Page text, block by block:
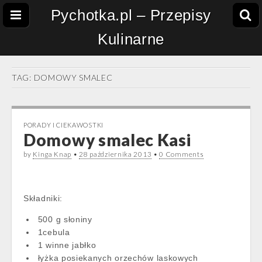
Pychotka.pl – Przepisy
Kulinarne
TAG: DOMOWY SMALEC
PORADY I CIEKAWOSTKI
Domowy smalec Kasi
by Kinga Knap •28 października 2013 •0 Comments
Składniki:
500 g słoniny
1cebula
1 winne jabłko
łyżka posiekanych orzechów laskowych